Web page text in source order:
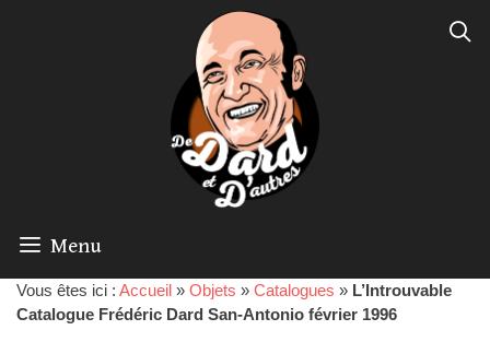
Menu
Vous êtes ici : Accueil » Objets » Catalogues » L’Introuvable
Catalogue Frédéric Dard San-Antonio février 1996